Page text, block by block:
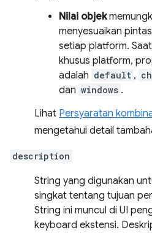
Nilai objek
menyesuaikan
setiap platform.
khusus platform,
adalah default ,
dan windows .
Lihat Persyaratan
mengetahui detail
description
String yang digunakan
singkat tentang tujuan
String ini muncul di UI
keyboard ekstensi.